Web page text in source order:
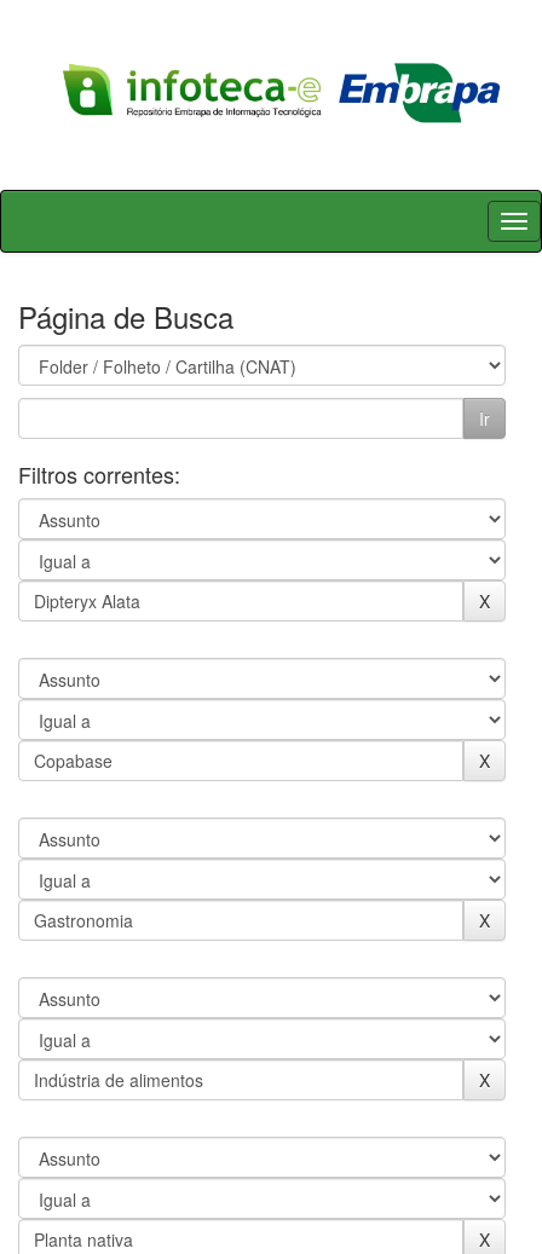
Skip
Página de Busca
Filtros correntes: